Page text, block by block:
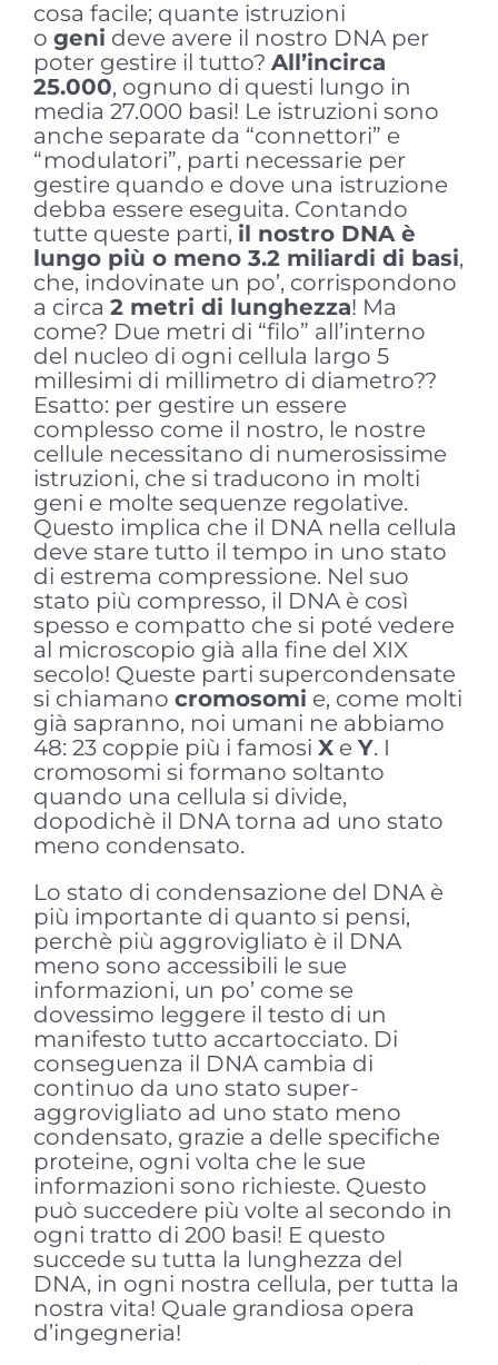
cosa facile; quante istruzioni
o geni deve avere il nostro DNA per
poter gestire il tutto? All’incirca
25.000, ognuno di questi lungo in
media 27.000 basi! Le istruzioni sono
anche separate da “connettori” e
“modulatori”, parti necessarie per
gestire quando e dove una istruzione
debba essere eseguita. Contando
tutte queste parti, il nostro DNA è
lungo più o meno 3.2 miliardi di basi,
che, indovinate un po’, corrispondono
a circa 2 metri di lunghezza! Ma
come? Due metri di “filo” all’interno
del nucleo di ogni cellula largo 5
millesimi di millimetro di diametro??
Esatto: per gestire un essere
complesso come il nostro, le nostre
cellule necessitano di numerosissime
istruzioni, che si traducono in molti
geni e molte sequenze regolative.
Questo implica che il DNA nella cellula
deve stare tutto il tempo in uno stato
di estrema compressione. Nel suo
stato più compresso, il DNA è così
spesso e compatto che si poté vedere
al microscopio già alla fine del XIX
secolo! Queste parti supercondensate
si chiamano cromosomi e, come molti
già sapranno, noi umani ne abbiamo
48: 23 coppie più i famosi Xe Y. I
cromosomi si formano soltanto
quando una cellula si divide,
dopodichè il DNA torna ad uno stato
meno condensato.
Lo stato di condensazione del DNA è
più importante di quanto si pensi,
perchè più aggrovigliato è il DNA
meno sono accessibili le sue
informazioni, un po’ come se
dovessimo leggere il testo di un
manifesto tutto accartocciato. Di
conseguenza il DNA cambia di
continuo da uno stato super-
aggrovigliato ad uno stato meno
condensato, grazie a delle specifiche
proteine, ogni volta che le sue
informazioni sono richieste. Questo
può succedere più volte al secondo in
ogni tratto di 200 basi! E questo
succede su tutta la lunghezza del
DNA, in ogni nostra cellula, per tutta la
nostra vita! Quale grandiosa opera
d’ingegneria!